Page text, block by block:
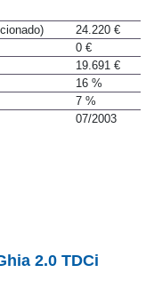
24.220 €
0 €
19.691 €
16 %
7 %
07/2003
2.0 TDCi